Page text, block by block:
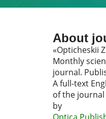
About
«Opticheskii
Monthly
journal.
A full-text
of the
by